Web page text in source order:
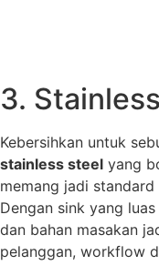
3.
Kebersihkan untuk
stainless steel yang
memang jadi
Dengan sink yang
dan bahan masakan
pelanggan, workflow